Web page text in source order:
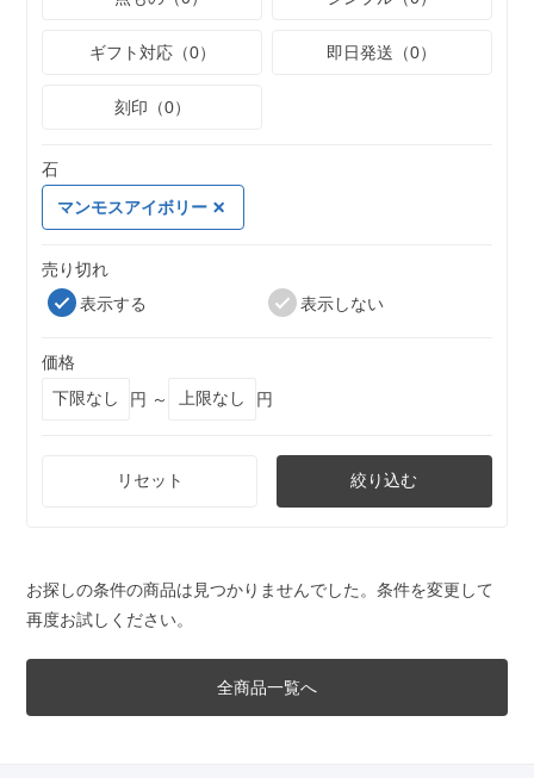
ギフト対応（0） 即日発送（0）
刻印（0）
石
マンモスアイボリー
売り切れ
表示する
表示しない
価格
円 ～
円
リセット 絞り込む
お探しの条件の商品は見つかりませんでした。条件を変更して
再度お試しください。
全商品一覧へ